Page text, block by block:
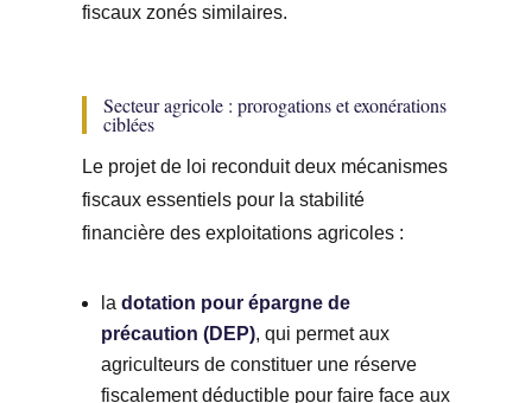
fiscaux zonés similaires.
Secteur agricole : prorogations et exonérations
ciblées
Le projet de loi reconduit deux mécanismes
fiscaux essentiels pour la stabilité
financière des exploitations agricoles :
la dotation pour épargne de
précaution (DEP), qui permet aux
agriculteurs de constituer une réserve
fiscalement déductible pour faire face aux